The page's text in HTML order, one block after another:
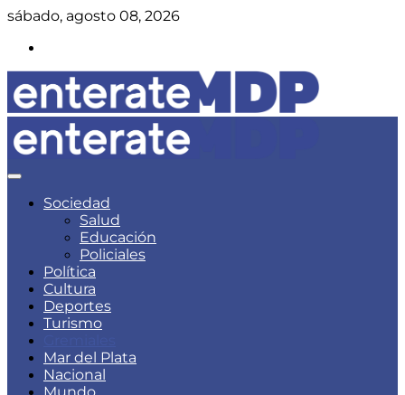
Skip
content
sábado, agosto 08, 2026
Enterate Mar del Plata
Noticias de Mar del Plata
Sociedad
Salud
Educación
Policiales
Política
Cultura
Deportes
Turismo
Mar del Plata
Nacional